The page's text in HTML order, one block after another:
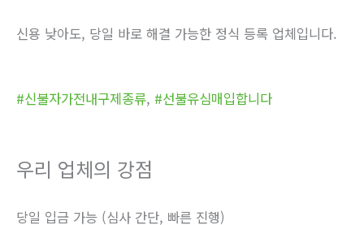
신용 낮아도, 당일 바로 해결 가능한 정식 등록 업체입니다.
#신불자가전내구제종류, #선불유심매입합니다
우리 업체의 강점
당일 입금 가능 (심사 간단, 빠른 진행)